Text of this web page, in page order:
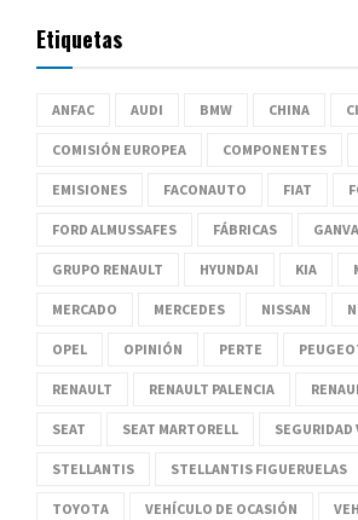
Etiquetas
ANFAC AUDI BMW CHINA
COMISIÓN EUROPEA COMPONENTES
EMISIONES FACONAUTO FIAT
FORD ALMUSSAFES FÁBRICAS
GRUPO RENAULT HYUNDAI KIA
MERCADO MERCEDES NISSAN
OPEL OPINIÓN PERTE
RENAULT RENAULT PALENCIA
SEAT SEAT MARTORELL SEGURIDAD
STELLANTIS STELLANTIS FIGUERUELAS
TOYOTA VEHÍCULO DE OCASIÓN